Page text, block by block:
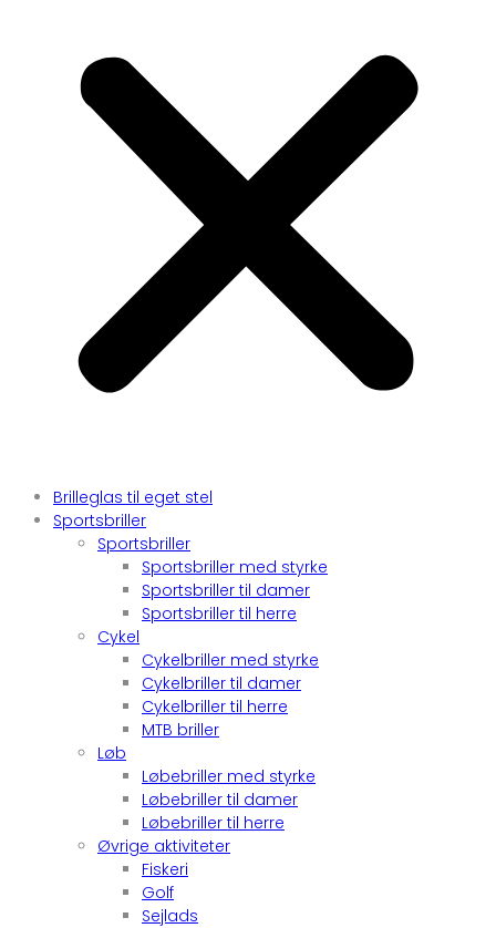
Brilleglas til eget stel
Sportsbriller
Sportsbriller
Sportsbriller med styrke
Sportsbriller til damer
Sportsbriller til herre
Cykel
Cykelbriller med styrke
Cykelbriller til damer
Cykelbriller til herre
MTB briller
Løb
Løbebriller med styrke
Løbebriller til damer
Løbebriller til herre
Øvrige aktiviteter
Fiskeri
Golf
Sejlads